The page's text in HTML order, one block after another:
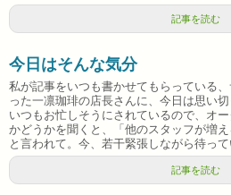
記事を読む
今日はそんな気分
私が記事をいつも書かせてもらっている
った一凛珈琲の店長さんに、今日は思い切
いつもお忙しそうにされているので、オ
かどうかを聞くと、「他のスタッフが増え
と言われて。今、若干緊張しながら待っ
記事を読む